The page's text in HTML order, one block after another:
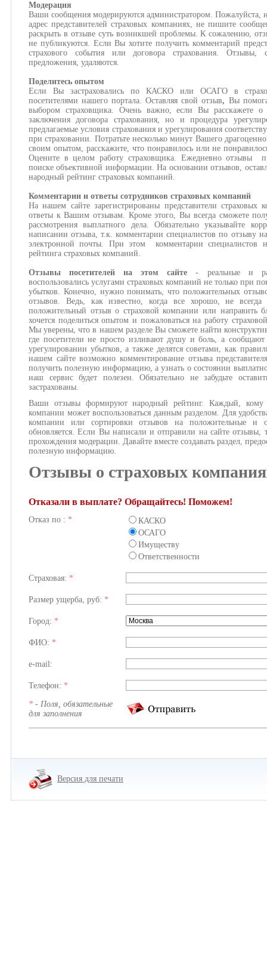
Модерация
Ваши сообщения модерируются администратором. Пожалуйста,
адрес представителей страховых компаниях, не пишите
раскрыть в отзыве суть возникшей проблемы. К сожалению,
не публикуются. Если Вы хотите получить комментарий
страхового события или договора страхования.
предложения, удаляются.
Поделитесь опытом
Если Вы застраховались по КАСКО или ОСАГО в
посетителями нашего портала. Оставляя свой отзыв, Вы
выбором страховщика. Очень важно, если Вы расскажете
заключения договора страхования, но и процедура
предлагаемые условия страхования и урегулирования
при страховании. Потратьте несколько минут Вашего
своим опытом, расскажите, что понравилось или не
Оцените в целом работу страховщика. Ежедневно отзывы
поиске объективной информации. На основании отзывов,
народный рейтинг страховых компаний.
Комментарии и ответы сотрудников страховых компаний
На нашем сайте зарегистрированы представители
ответы к Вашим отзывам. Кроме этого, Вы всегда сможете
рассмотрения выплатного дела. Обязательно указывайте
написании отзыва, т.к. комментарии специалистов по отзыву
электронной почты. При этом комментарии специалистов
рейтинга страховых компаний.
Отзывы посетителей на этом сайте- реальные и
воспользовались услугами страховых компаний не только при
убытков. Конечно, нужно понимать, что положительных
отзывов. Ведь, как известно, когда все хорошо, не всегда
положительный отзыв о страховой компании или направить
хочется поделиться опытом и пожаловаться на работу
Мы уверены, что в нашем разделе Вы сможете найти
где посетители не просто изливают душу и боль, а сообщают
урегулировании убытков, а также делятся советами, как
нашем сайте возможно комментирование отзыва
получить полезную информацию, а узнать о состоянии
наш сервис будет полезен. Обязательно не забудьте
застрахованы.
Ваши отзывы формируют народный рейтинг. Каждый, кому
компании может воспользоваться данным разделом. Для
компании или сортировки отзывов на положительные и
обновляется. Если Вы написали и отправили на сайте отзывы,
прохождения модерации. Давайте вместе создавать раздел,
полезную информацию.
Отзывы о страховых
Отказали в выплате? Обращайтесь! Поможем!
Отказ по : *
КАСКО
ОСАГО
Имуществу
Ответственности
Страховая: *
Размер ущерба, руб: *
Город: *
ФИО: *
e-mail:
Телефон: *
* - Поля, обязательные
для заполнения
Версия для печати